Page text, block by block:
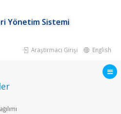
Yönetim Sistemi
Araştırmacı Girişi English